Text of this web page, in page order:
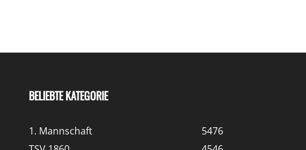
BELIEBTE KATEGORIE
1. Mannschaft
5476